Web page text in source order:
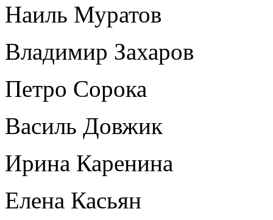
Наиль Муратов
Владимир Захаров
Петро Сорока
Василь Довжик
Ирина Каренина
Елена Касьян